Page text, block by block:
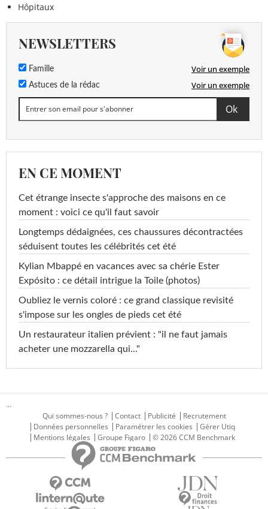
Hôpitaux
NEWSLETTERS
Famille Voir un exemple
Astuces de la rédac Voir un exemple
EN CE MOMENT
Cet étrange insecte s'approche des maisons en ce
moment : voici ce qu'il faut savoir
Longtemps dédaignées, ces chaussures décontractées
séduisent toutes les célébrités cet été
Kylian Mbappé en vacances avec sa chérie Ester
Expósito : ce détail intrigue la Toile (photos)
Oubliez le vernis coloré : ce grand classique revisité
s'impose sur les ongles de pieds cet été
Un restaurateur italien prévient : "il ne faut jamais
acheter une mozzarella qui..."
...
Qui sommes-nous ?
Contact Publicité
Recrutement
Données personnelles
Paramétrer les cookies
Gérer Utiq
Mentions légales
Groupe Figaro © 2026 CCM Benchmark